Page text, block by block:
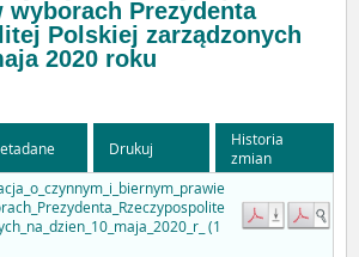
wyborach Prezydenta
Polskiej zarządzonych
2020 roku
Drukuj
Historia
zmian
(1